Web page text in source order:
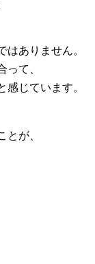
はありません。
って、
感じています。
とが、